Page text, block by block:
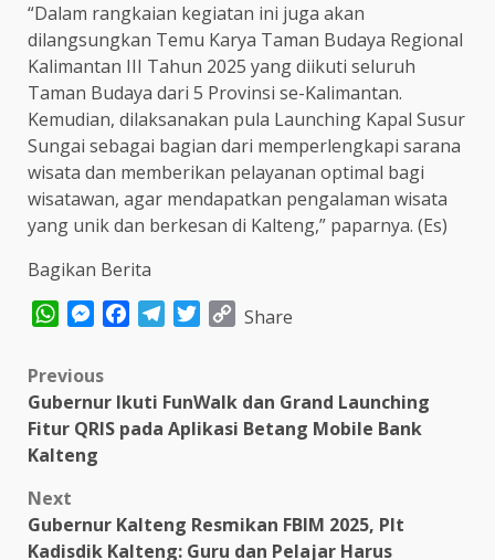
“Dalam rangkaian kegiatan ini juga akan
dilangsungkan Temu Karya Taman Budaya Regional
Kalimantan III Tahun 2025 yang diikuti seluruh
Taman Budaya dari 5 Provinsi se-Kalimantan.
Kemudian, dilaksanakan pula Launching Kapal Susur
Sungai sebagai bagian dari memperlengkapi sarana
wisata dan memberikan pelayanan optimal bagi
wisatawan, agar mendapatkan pengalaman wisata
yang unik dan berkesan di Kalteng,” paparnya. (Es)
Bagikan Berita
WhatsAppMessenger
FacebookTelegram
TwitterCopy
Share
Post
navigation
Previous
Gubernur Ikuti FunWalk dan Grand Launching
Fitur QRIS pada Aplikasi Betang Mobile Bank
Kalteng
Next
Gubernur Kalteng Resmikan FBIM 2025, Plt
Kadisdik Kalteng: Guru dan Pelajar Harus